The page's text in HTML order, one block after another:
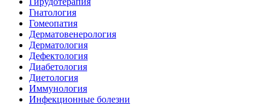
Гнатология
Гомеопатия
Дерматовенерология
Дерматология
Дефектология
Диабетология
Диетология
Иммунология
Инфекционные болезни